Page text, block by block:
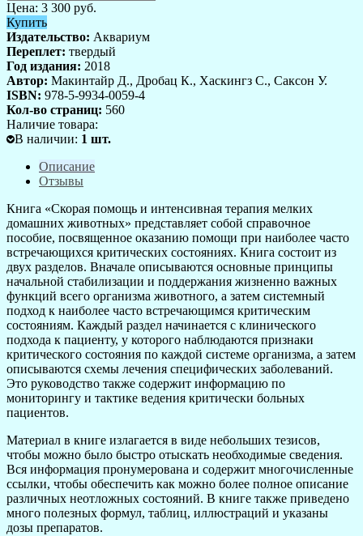
Цена: 3 300 руб.
Купить
Издательство: Аквариум
Переплет: твердый
Год издания: 2018
Автор: Макинтайр Д., Дробац К., Хаскингз С., Саксон У.
ISBN: 978-5-9934-0059-4
Кол-во страниц: 560
Наличие товара:
В наличии: 1 шт.
Описание
Отзывы
Книга «Скорая помощь и интенсивная терапия мелких
домашних животных» представляет собой справочное
пособие, посвященное оказанию помощи при наиболее часто
встречающихся критических состояниях. Книга состоит из
двух разделов. Вначале описываются основные принципы
начальной стабилизации и поддержания жизненно важных
функций всего организма животного, а затем системный
подход к наиболее часто встречающимся критическим
состояниям. Каждый раздел начинается с клинического
подхода к пациенту, у которого наблюдаются признаки
критического состояния по каждой системе организма, а затем
описываются схемы лечения специфических заболеваний.
Это руководство также содержит информацию по
мониторингу и тактике ведения критически больных
пациентов.
Материал в книге излагается в виде небольших тезисов,
чтобы можно было быстро отыскать необходимые сведения.
Вся информация пронумерована и содержит многочисленные
ссылки, чтобы обеспечить как можно более полное описание
различных неотложных состояний. В книге также приведено
много полезных формул, таблиц, иллюстраций и указаны
дозы препаратов.